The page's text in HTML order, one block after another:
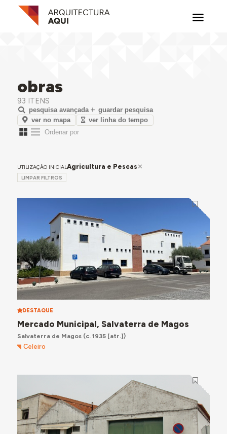
obras
93 ITENS
pesquisa avançada
guardar pesquisa
ver no mapa
ver linha do tempo
UTILIZAÇÃO INICIALAgricultura e Pescas
LIMPAR FILTROS
DESTAQUE
Mercado Municipal, Salvaterra de Magos
Salvaterra de Magos(c. 1935 [atr.])
Celeiro